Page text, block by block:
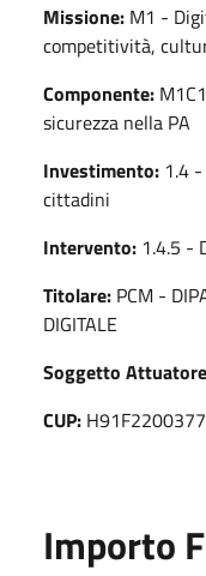
Missione: M1 -
competitività,
Componente:
sicurezza nella PA
Investimento: 1.4
cittadini
Intervento: 1.4.5 -
Titolare: PCM -
DIGITALE
Soggetto
CUP:
Importo